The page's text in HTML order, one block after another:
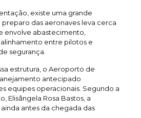
existe uma grande
das aeronaves leva cerca
envolve abastecimento,
entre pilotos e
segurança.
estrutura, o Aeroporto de
antecipado
equipes operacionais. Segundo a
Elisângela Rosa Bastos, a
antes da chegada das